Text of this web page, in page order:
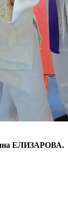
ЕЛИЗАРОВА.